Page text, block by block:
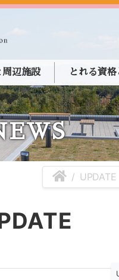
周辺施設 とれる資格
UPDATE